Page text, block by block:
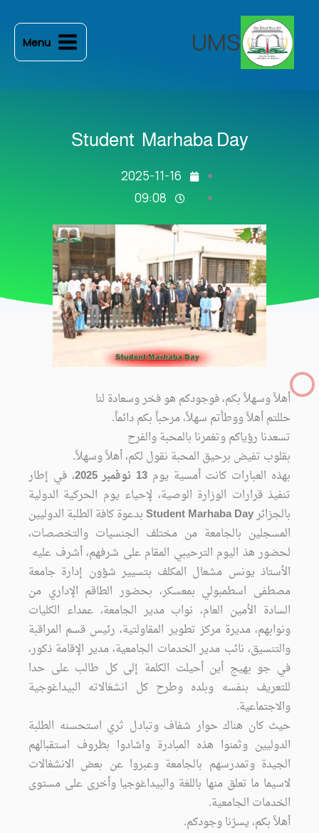
المحتوى
UMS
Menu
Student Marhaba Day
2025-11-16
09:08
أهلاً وسهلاً بكم، فوجودكم هو فخر وسعادة لنا
حللتم أهلاً ووطأتم سهلاً، مرحباً بكم دائماً.
تسعدنا رؤياكم وتغمرنا بالمحبة والفرح
بقلوب تفيض برحيق المحبة نقول لكم، أهلاً وسهلاً.
بهذه العبارات كانت أمسية يوم 13 نوفمبر 2025، في إطار
تنفيذ قرارات الوزارة الوصية، لإحياء يوم الحركية الدولية
بالجزائرStudent Marhaba Day
بدعوة كافة الطلبة الدوليين
المسجلين بالجامعة من مختلف الجنسيات والتخصصات،
لحضور هذ اليوم الترحيبي المقام على شرفهم، أشرف عليه
الأستاذ يونس مشعال المكلف بتسيير شؤون إدارة جامعة
مصطفى اسطمبولي بمعسكر، بحضور الطاقم الإداري من
السادة الأمين العام، نواب مدير الجامعة، عمداء الكليات
ونوابهم، مديرة مركز تطوير المقاولتية، رئيس قسم المراقبة
والتنسيق، نائب مدير الخدمات الجامعية، مدير الإقامة ذكور،
في جو بهيج أين أحيلت الكلمة إلى كل طالب على حدا
للتعريف بنفسه وبلده وطرح كل انشغالاته البيداغوجية
والاجتماعية.
حيث كان هناك حوار شفاف وتبادل ثري استحسنه الطلبة
الدوليين وثمنوا هذه المبادرة واشادوا بظروف استقبالهم
الجيدة وتمدرسهم بالجامعة وعبروا عن بعض الانشغالات
لاسيما ما تعلق منها باللغة والبيداغوجيا وأخرى على مستوى
الخدمات الجامعية.
أهلاً بكم، يسرّنا وجودكم.